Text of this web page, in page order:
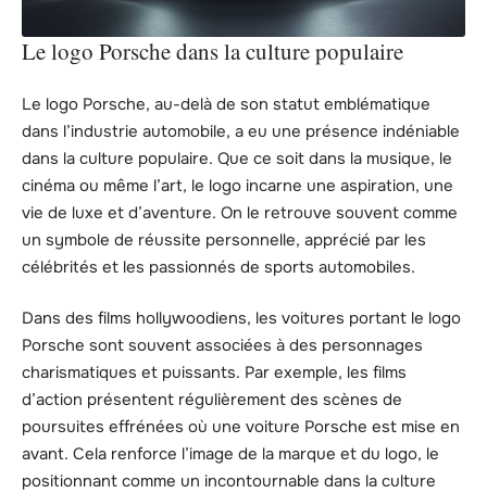
Le logo Porsche dans la culture populaire
Le logo Porsche, au-delà de son statut emblématique
dans l’industrie automobile, a eu une présence indéniable
dans la culture populaire. Que ce soit dans la musique, le
cinéma ou même l’art, le logo incarne une aspiration, une
vie de luxe et d’aventure. On le retrouve souvent comme
un symbole de réussite personnelle, apprécié par les
célébrités et les passionnés de sports automobiles.
Dans des films hollywoodiens, les voitures portant le logo
Porsche sont souvent associées à des personnages
charismatiques et puissants. Par exemple, les films
d’action présentent régulièrement des scènes de
poursuites effrénées où une voiture Porsche est mise en
avant. Cela renforce l’image de la marque et du logo, le
positionnant comme un incontournable dans la culture